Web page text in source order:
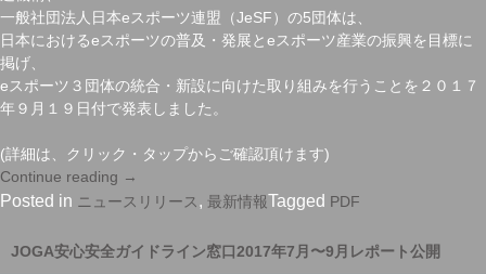
開”
一般社団法人日本eスポーツ連盟（JeSF）の5団体は、
日本におけるeスポーツの普及・発展とeスポーツ産業の振興を目標に
掲げ、
eスポーツ３団体の統合・新設に向けた取り組みを行うことを２０１７
年９月１９日付で発表しました。
(詳細は、クリック・タップからご確認頂けます)
Continue reading “e
ス
ー
→
Posted in ニュースリリース , 最新情報Tagged PDF
JOGA安心安全ガイドライン窓口2017年7月〜9月レポート公開